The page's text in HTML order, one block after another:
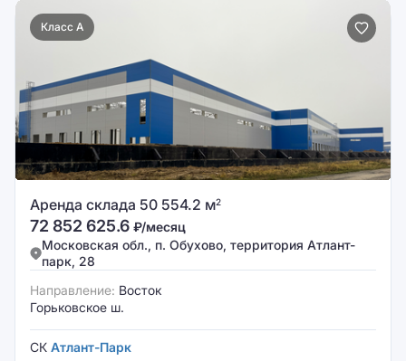
Класс A
Аренда склада 50 554.2 м2
72 852 625.6 ₽/месяц
Московская обл., п. Обухово, территория Атлант-
парк, 28
Направление: Восток
Горьковское ш.
СК Атлант-Парк